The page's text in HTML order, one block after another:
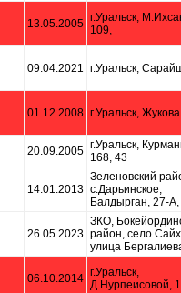
13.05.2005 г.Уральск,
109,
09.04.2021 г.Уральск,
01.12.2008 г.Уральск,
20.09.2005 г.Уральск,
168, 43
14.01.2013
Зеленовский
с.Дарьинское,
Балдырган, 27-А,
26.05.2023
ЗКО,
район, село
улица
06.10.2014 г.Уральск,
Д.Нурпеисовой,